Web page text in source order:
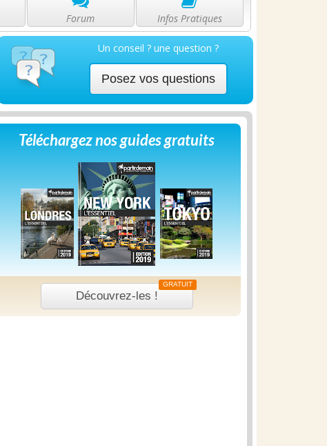
Forum Infos Pratiques
Un conseil ? une question ?
Posez vos questions
Téléchargez nos guides gratuits
Découvrez-les !
GRATUIT